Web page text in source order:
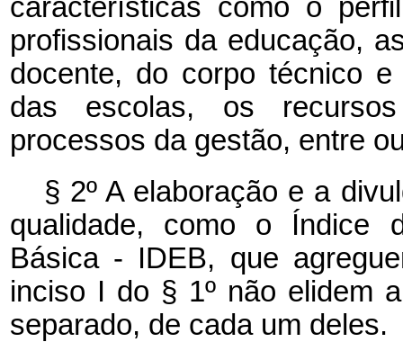
características como o
profissionais da educação,
docente, do corpo técnico
das escolas, os
processos da gestão, entre
§ 2º A elaboração e a
qualidade, como o Índice
Básica - IDEB, que
inciso I do § 1º não elidem
separado, de cada um deles.